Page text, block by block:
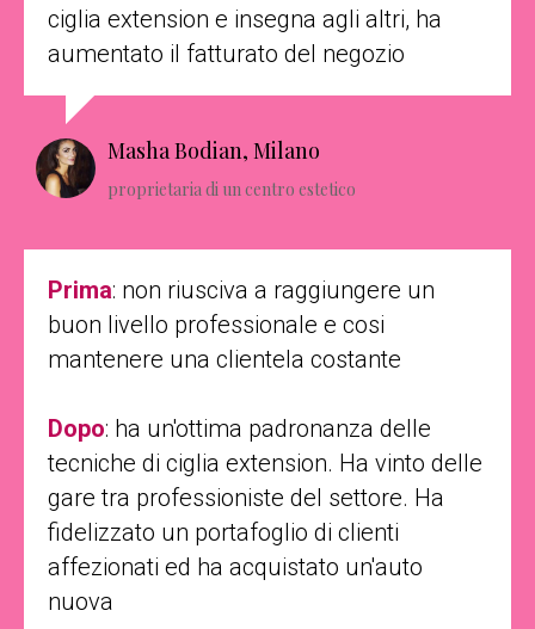
ciglia extension e insegna agli altri, ha
aumentato il fatturato del negozio
Masha Bodian, Milano
proprietaria di un centro estetico
Prima: non riusciva a raggiungere un
buon livello professionale e cosi
mantenere una clientela costante
Dopo: ha un'ottima padronanza delle
tecniche di ciglia extension. Ha vinto delle
gare tra professioniste del settore. Ha
fidelizzato un portafoglio di clienti
affezionati ed ha acquistato un'auto
nuova